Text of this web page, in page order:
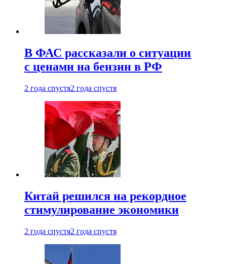
В ФАС рассказали о ситуации
с ценами на бензин в РФ
2 года спустя2 года спустя
Китай решился на рекордное
стимулирование экономики
2 года спустя2 года спустя